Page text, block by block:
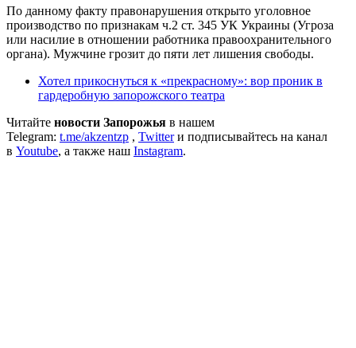
По данному факту правонарушения открыто уголовное
производство по признакам ч.2 ст. 345 УК Украины (Угроза
или насилие в отношении работника правоохранительного
органа). Мужчине грозит до пяти лет лишения свободы.
Хотел прикоснуться к «прекрасному»: вор проник в
гардеробную запорожского театра
Читайте новости Запорожья в нашем
Telegram: t.me/akzentzp , Twitterи подписывайтесь на канал
в Youtube, а также наш Instagram.